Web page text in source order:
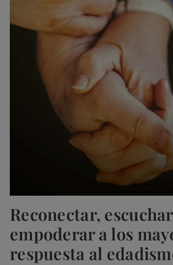
Reconectar,
empoderar a los
respuesta al